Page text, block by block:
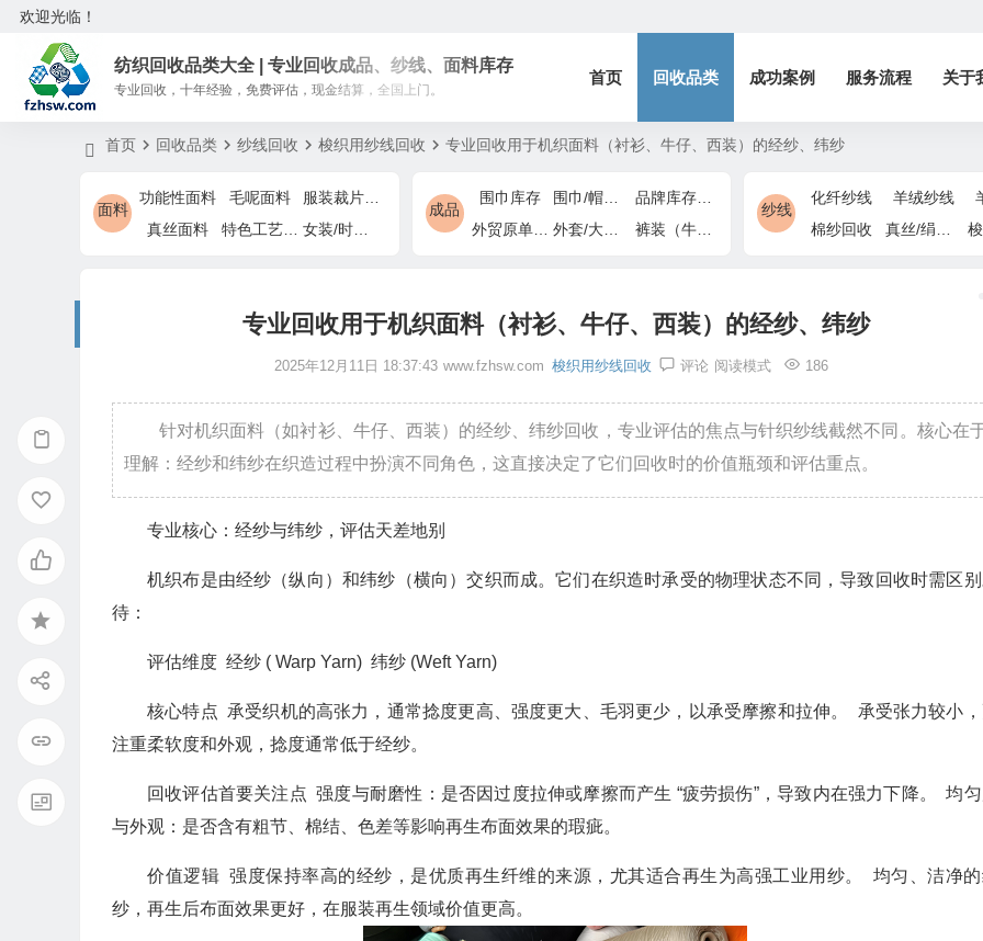
欢迎光临！
纺织回收品类大全 | 专业回收成品、纱线、面料库存
专业回收，十年经验，免费评估，现金结算，全国上门。
首页 回收品类 成功案例 服务流程 关于
首页 回收品类 纱线回收 梭织用纱线回收 专业回收用于机织面料（衬衫、牛仔、西装）的经纱、纬纱
面料
功能性面料 毛呢面料
真丝面料
特色工艺面料
成品
围巾库存
品牌库存/商场下架
外贸原单/出口退货
裤装（牛仔裤/休闲裤）尾货
纱线
化纤纱线 羊绒纱线
棉纱回收
专业回收用于机织面料（衬衫、牛仔、西装）的经纱、纬纱
2025年12月11日 18:37:43 www.fzhsw.com 梭织用纱线回收 评论 186
阅读模式
针对机织面料（如衬衫、牛仔、西装）的经纱、纬纱回收，专业评估的焦点与针织纱线截然不同。核心在
理解：经纱和纬纱在织造过程中扮演不同角色，这直接决定了它们回收时的价值瓶颈和评估重点。
专业核心：经纱与纬纱，评估天差地别
机织布是由经纱（纵向）和纬纱（横向）交织而成。它们在织造时承受的物理状态不同，导致回收时需区
待：
评估维度 经纱 ( Warp Yarn) 纬纱 (Weft Yarn)
核心特点 承受织机的高张力，通常捻度更高、强度更大、毛羽更少，以承受摩擦和拉伸。 承受张力较小
注重柔软度和外观，捻度通常低于经纱。
回收评估首要关注点 强度与耐磨性：是否因过度拉伸或摩擦而产生 “疲劳损伤”，导致内在强力下降。 均
与外观：是否含有粗节、棉结、色差等影响再生布面效果的瑕疵。
价值逻辑 强度保持率高的经纱，是优质再生纤维的来源，尤其适合再生为高强工业用纱。 均匀、洁净
纱，再生后布面效果更好，在服装再生领域价值更高。